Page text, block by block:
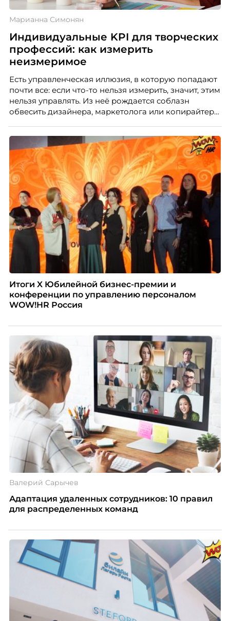
Марианна Симонян
Индивидуальные KPI для творческих
профессий: как измерить
неизмеримое
Есть управленческая иллюзия, в которую попадают
почти все: если что-то нельзя измерить, значит, этим
нельзя управлять. Из неё рождается соблазн
обвесить дизайнера, маркетолога или копирайтера
Проблема в том, что так мы измеряем не ценность,
а движение. А творческая работа — это тот редкий
случай, где движение и результат могут не
совпадать вовсе.
Итоги X Юбилейной бизнес-премии и
конференции по управлению персоналом
WOW!HR Россия
Валерий Сарычев
Адаптация удаленных сотрудников: 10 правил
для распределенных команд